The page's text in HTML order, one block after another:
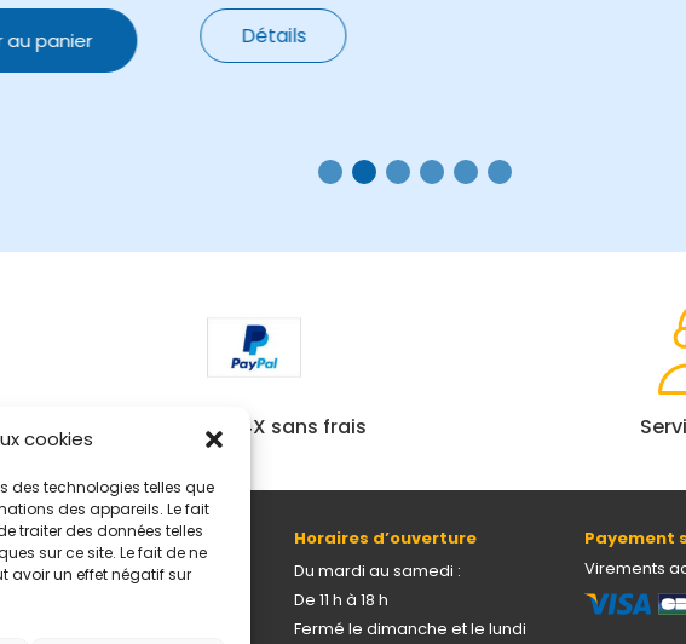
cookies
des technologies telles que
des appareils. Le fait
traiter des données telles
sur ce site. Le fait de ne
avoir un effet négatif sur
au panier Détails
Paiement 4X sans frais
Romain Rolland 69005 Lyon
Horaires d’ouverture
Du mardi au samedi :
De 11 h à 18 h
Fermé le dimanche et le lundi
Payement
Virements